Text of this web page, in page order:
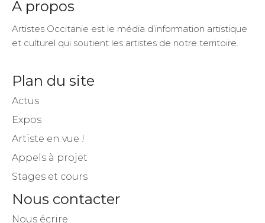
A propos
Artistes Occitanie est le média d’information artistique
et culturel qui soutient les artistes de notre territoire.
Plan du site
Actus
Expos
Artiste en vue !
Appels à projet
Stages et cours
Nous contacter
Nous écrire